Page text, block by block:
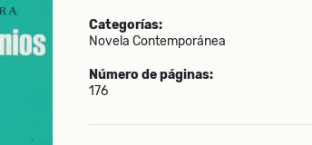
Categorías:
Novela Contemporánea
Número de páginas:
176